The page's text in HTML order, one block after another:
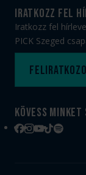
Munkatársaink
PICK Aréna
Sajtóakkreditáció
Jegy- és
Webshop
Adatvédelem
Felhasználási
Kapcsolat
iratkozz fel
Iratkozz fel
PICK Szeged
Kövess
Facebook
Instagram
YouTube
TikTokSpotify